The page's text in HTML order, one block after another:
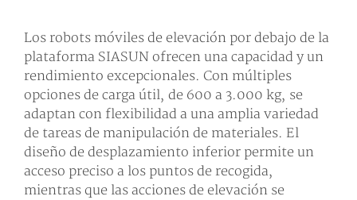
Los robots móviles de elevación por debajo de la
plataforma SIASUN ofrecen una capacidad y un
rendimiento excepcionales. Con múltiples
opciones de carga útil, de 600 a 3.000 kg, se
adaptan con flexibilidad a una amplia variedad
de tareas de manipulación de materiales. El
diseño de desplazamiento inferior permite un
acceso preciso a los puntos de recogida,
mientras que las acciones de elevación se